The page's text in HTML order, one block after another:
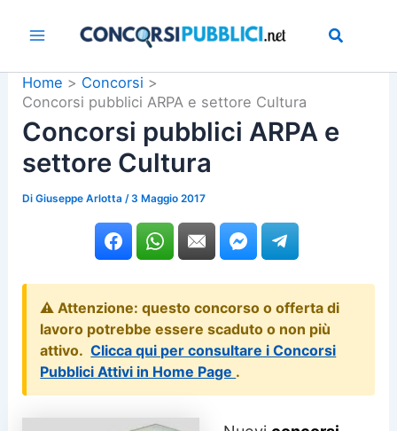
Home
Concorsi
Concorsi pubblici ARPA e settore Cultura
Concorsi pubblici ARPA e
settore Cultura
DiGiuseppe Arlotta /3 Maggio 2017
⚠️ Attenzione: questo concorso o offerta di
lavoro potrebbe essere scaduto o non più
attivo. Clicca qui per consultare i Concorsi
Pubblici Attivi in Home Page .